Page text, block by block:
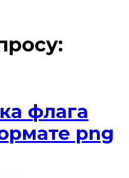
флага
png